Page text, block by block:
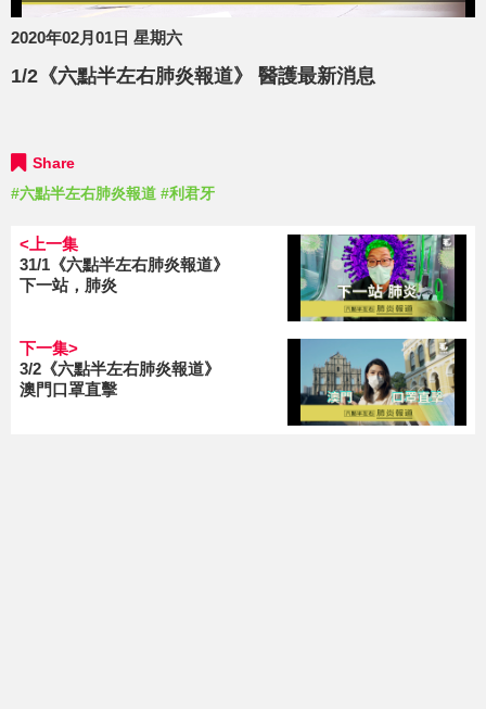
2020年02月01日 星期六
1/2《六點半左右肺炎報道》 醫護最新消息
Share
#六點半左右肺炎報道 #利君牙
<上一集
31/1《六點半左右肺炎報道》
下一站，肺炎
下一集>
3/2《六點半左右肺炎報道》
澳門口罩直擊